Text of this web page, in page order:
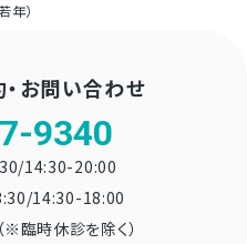
年）
お問い合わせ
9340
14:30-20:00
14:30-18:00
※臨時休診を除く）